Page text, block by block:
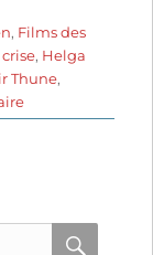
, Films des
, Helga
Thune,
sur
Loveable